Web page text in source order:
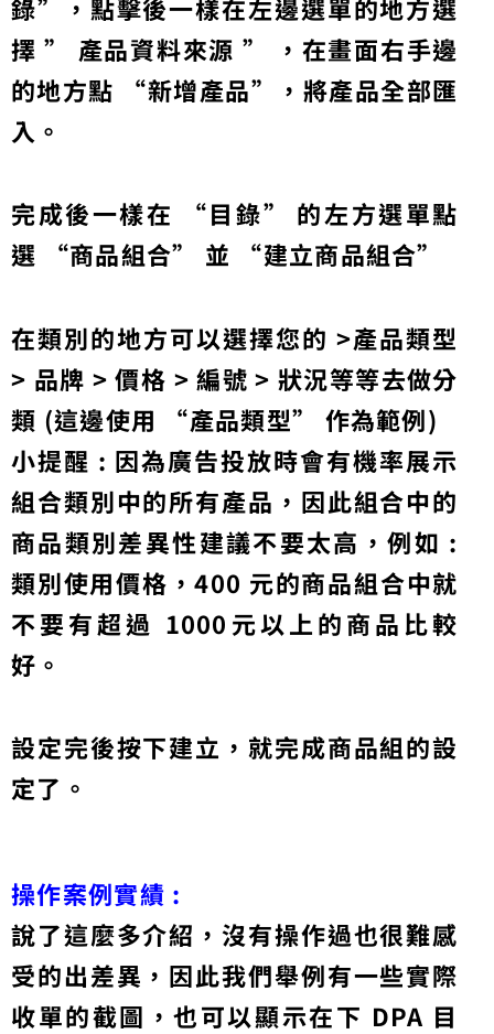
錄”，點擊後一樣在左邊選單的地方選
擇 ” 產品資料來源 ” ，在畫面右手邊
的地方點 “新增產品”，將產品全部匯
入。
完成後一樣在 “目錄” 的左方選單點
選 “商品組合” 並 “建立商品組合”
在類別的地方可以選擇您的 >產品類型
> 品牌 > 價格 > 編號 > 狀況等等去做分
類 (這邊使用 “產品類型” 作為範例)
小提醒 : 因為廣告投放時會有機率展示
組合類別中的所有產品，因此組合中的
商品類別差異性建議不要太高，例如 :
類別使用價格，400 元的商品組合中就
不要有超過 1000元以上的商品比較
好。
設定完後按下建立，就完成商品組的設
定了。
操作案例實績 :
說了這麼多介紹，沒有操作過也很難感
受的出差異，因此我們舉例有一些實際
收單的截圖，也可以顯示在下 DPA 目